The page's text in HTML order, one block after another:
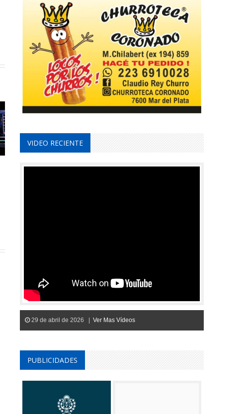
VIDEO RECIENTE
29 de abril de 2026 | Ver Mas Vídeos
PUBLICIDADES